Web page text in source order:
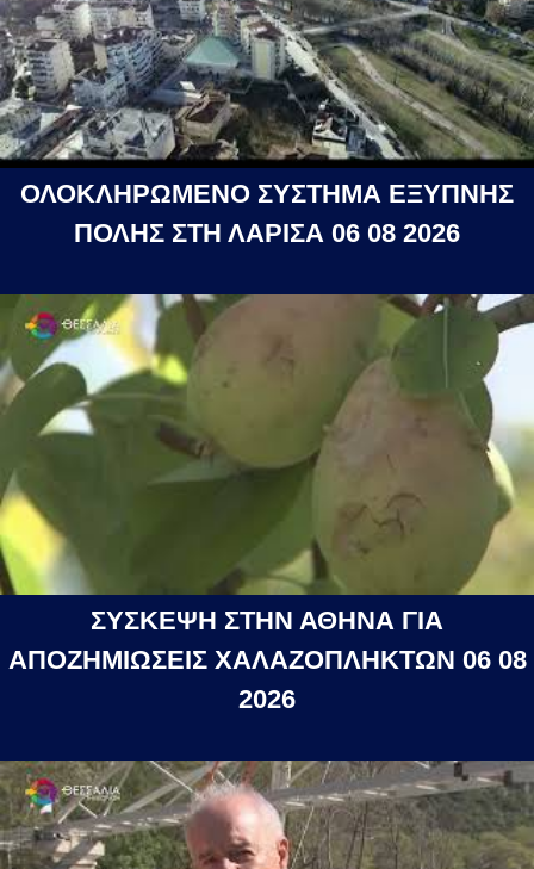
ΟΛΟΚΛΗΡΩΜΕΝΟ ΣΥΣΤΗΜΑ ΕΞΥΠΝΗΣ
ΠΟΛΗΣ ΣΤΗ ΛΑΡΙΣΑ 06 08 2026
ΣΥΣΚΕΨΗ ΣΤΗΝ ΑΘΗΝΑ ΓΙΑ
ΑΠΟΖΗΜΙΩΣΕΙΣ ΧΑΛΑΖΟΠΛΗΚΤΩΝ 06 08
2026